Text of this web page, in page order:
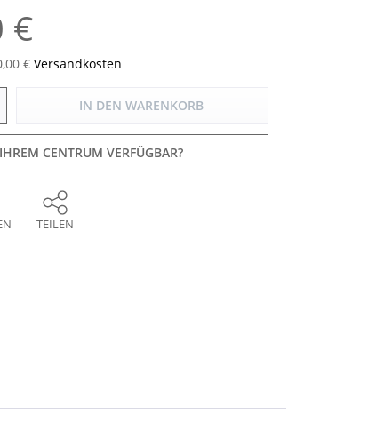
€
€ Versandkosten
IN DEN WARENKORB
CENTRUM VERFÜGBAR?
TEILEN